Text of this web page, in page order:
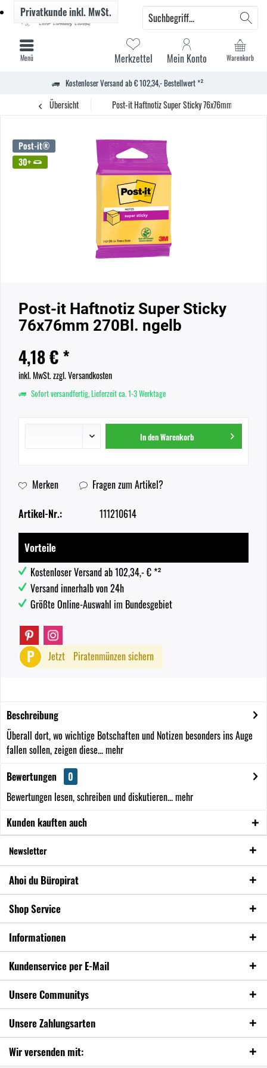
Kostenloser Versand ab € 102,34,- Bestellwert *²
Warenkorb
Merkzettel Mein Konto
Privatkundeinkl. MwSt.
Menü
Übersicht Post-it Haftnotiz Super Sticky 76x76mm 270Bl.
Post-it®
30+
Post-it Haftnotiz Super Sticky
76x76mm 270Bl. ngelb
4,18 € *
inkl. MwSt.zzgl. Versandkosten
Sofort versandfertig, Lieferzeit ca. 1-3 Werktage
In denWarenkorb
Merken Fragen zum Artikel?
Artikel-Nr.: 111210614
Vorteile
Kostenloser Versand ab 102,34,- € *²
Versand innerhalb von 24h
Größte Online-Auswahl im Bundesgebiet
P Jetzt Piratenmünzen sichern
Beschreibung
Überall dort, wo wichtige Botschaften und Notizen besonders ins Auge
fallen sollen, zeigen diese...mehr
Bewertungen
0
Bewertungen lesen, schreiben und diskutieren...mehr
Kunden kauften auch
Newsletter
Ahoi du Büropirat
Shop Service
Informationen
Kundenservice per E-Mail
Unsere Communitys
Unsere Zahlungsarten
Wir versenden mit: